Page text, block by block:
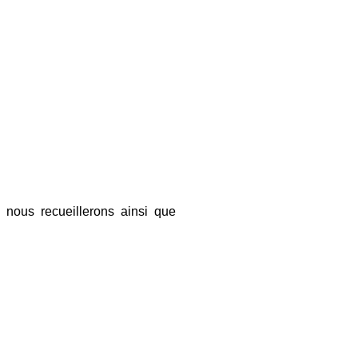
recueillerons ainsi que